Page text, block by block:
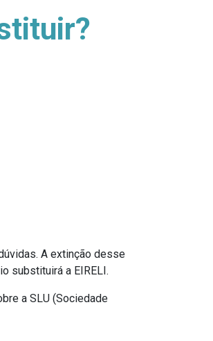
A extinção desse
substituirá a EIRELI.
a SLU (Sociedade